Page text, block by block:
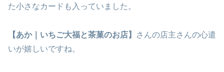
た小さなカードも入っていました。
【あか｜いちご大福と茶菓のお店】
さんの店主さんの心遣
いが嬉しいですね。